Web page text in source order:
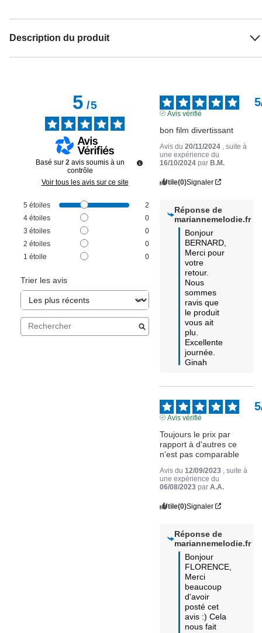
Description du produit
5/5
Basé sur 2 avis soumis à un
contrôle
Voir tous les avis sur ce site
5 étoiles
2
4 étoiles
0
3 étoiles
0
2 étoiles
0
1 étoile 0
Trier les avis
5
Avis vérifié
bon film divertissant
Avis du20/11/2024
, suite à
une expérience du
16/10/2024 parB.M.
Utile(0)Signaler
Réponse de
mariannemelodie.fr
Bonjour
BERNARD,
Merci pour
votre
retour.
Nous
sommes
ravis que
le produit
vous ait
plu.
Excellente
journée.
Ginah
5
Avis vérifié
Toujours le prix par
rapport à d'autres ce
n'est pas comparable
Avis du 12/09/2023
, suite à
une expérience du
06/08/2023 parA.A.
Utile(0)Signaler
Réponse de
mariannemelodie.fr
Bonjour
FLORENCE,
Merci
beaucoup
d'avoir
posté cet
avis :) Cela
nous fait